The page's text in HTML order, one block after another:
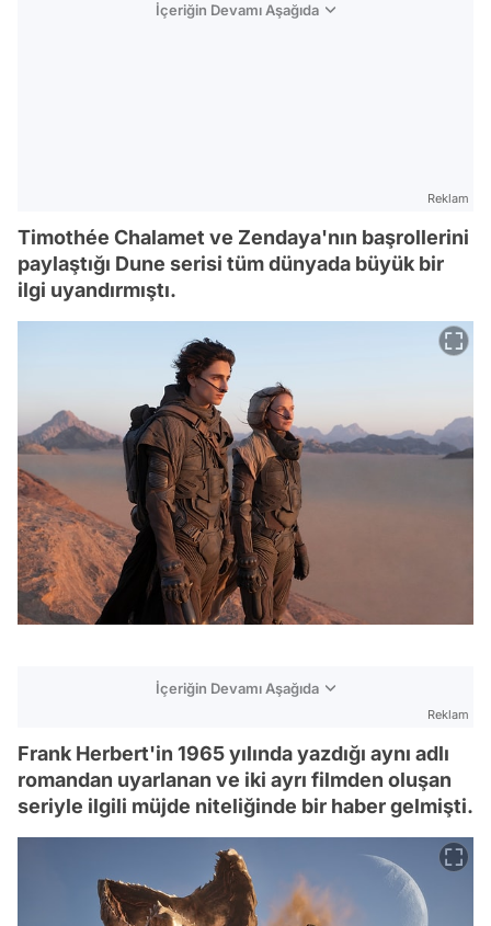
İçeriğin Devamı Aşağıda
Reklam
Timothée Chalamet ve Zendaya'nın başrollerini
paylaştığı Dune serisi tüm dünyada büyük bir
ilgi uyandırmıştı.
İçeriğin Devamı Aşağıda
Reklam
Frank Herbert'in 1965 yılında yazdığı aynı adlı
romandan uyarlanan ve iki ayrı filmden oluşan
seriyle ilgili müjde niteliğinde bir haber gelmişti.